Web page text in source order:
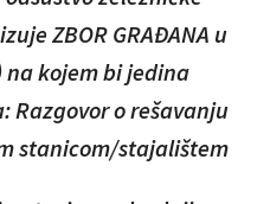
ZBOR GRAĐANA u
kojem bi jedina
Razgovor o rešavanju
stanicom/stajalištem